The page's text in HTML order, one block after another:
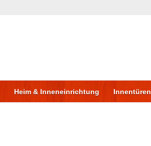
Heim & Inneneinrichtung Innentüren